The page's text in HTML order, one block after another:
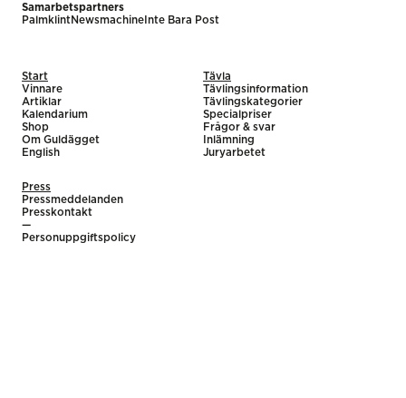
Samarbetspartners
PalmklintNewsmachine Inte Bara Post
Start
Vinnare
Artiklar
Kalendarium
Shop
Om Guldägget
English
Tävla
Tävlingsinformation
Tävlingskategorier
Specialpriser
Frågor & svar
Inlämning
Juryarbetet
Press
Pressmeddelanden
Presskontakt
—
Personuppgiftspolicy